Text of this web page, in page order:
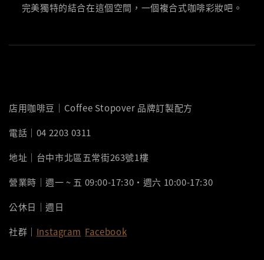
完美獨特的結合在這個空間，一個複合式咖啡彩妝吧。
店用咖啡豆｜Coffee Stopover 品牌訂製配方
電話｜04 2203 0311
地址｜台中市北區五常街263號1樓
營業時｜週一 ~ 五 09:00-17:30‧週六 10:00-17:30
公休日｜週日
社群｜ Instagram Facebook